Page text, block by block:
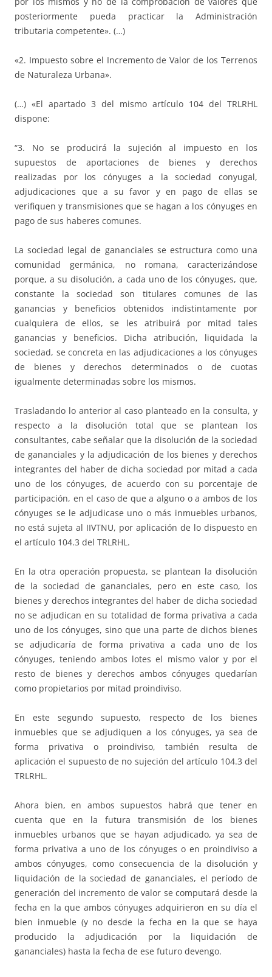
posteriormente pueda practicar la Administración
tributaria competente». (…)
«2. Impuesto sobre el Incremento de Valor de los Terrenos
de Naturaleza Urbana».
(…) «El apartado 3 del mismo artículo 104 del TRLRHL
dispone:
“3. No se producirá la sujeción al impuesto en los
supuestos de aportaciones de bienes y derechos
realizadas por los cónyuges a la sociedad conyugal,
adjudicaciones que a su favor y en pago de ellas se
verifiquen y transmisiones que se hagan a los cónyuges en
pago de sus haberes comunes.
La sociedad legal de gananciales se estructura como una
comunidad germánica, no romana, caracterizándose
porque, a su disolución, a cada uno de los cónyuges, que,
constante la sociedad son titulares comunes de las
ganancias y beneficios obtenidos indistintamente por
cualquiera de ellos, se les atribuirá por mitad tales
ganancias y beneficios. Dicha atribución, liquidada la
sociedad, se concreta en las adjudicaciones a los cónyuges
de bienes y derechos determinados o de cuotas
igualmente determinadas sobre los mismos.
Trasladando lo anterior al caso planteado en la consulta, y
respecto a la disolución total que se plantean los
consultantes, cabe señalar que la disolución de la sociedad
de gananciales y la adjudicación de los bienes y derechos
integrantes del haber de dicha sociedad por mitad a cada
uno de los cónyuges, de acuerdo con su porcentaje de
participación, en el caso de que a alguno o a ambos de los
cónyuges se le adjudicase uno o más inmuebles urbanos,
no está sujeta al IIVTNU, por aplicación de lo dispuesto en
el artículo 104.3 del TRLRHL.
En la otra operación propuesta, se plantean la disolución
de la sociedad de gananciales, pero en este caso, los
bienes y derechos integrantes del haber de dicha sociedad
no se adjudican en su totalidad de forma privativa a cada
uno de los cónyuges, sino que una parte de dichos bienes
se adjudicaría de forma privativa a cada uno de los
cónyuges, teniendo ambos lotes el mismo valor y por el
resto de bienes y derechos ambos cónyuges quedarían
como propietarios por mitad proindiviso.
En este segundo supuesto, respecto de los bienes
inmuebles que se adjudiquen a los cónyuges, ya sea de
forma privativa o proindiviso, también resulta de
aplicación el supuesto de no sujeción del artículo 104.3 del
TRLRHL.
Ahora bien, en ambos supuestos habrá que tener en
cuenta que en la futura transmisión de los bienes
inmuebles urbanos que se hayan adjudicado, ya sea de
forma privativa a uno de los cónyuges o en proindiviso a
ambos cónyuges, como consecuencia de la disolución y
liquidación de la sociedad de gananciales, el período de
generación del incremento de valor se computará desde la
fecha en la que ambos cónyuges adquirieron en su día el
bien inmueble (y no desde la fecha en la que se haya
producido la adjudicación por la liquidación de
gananciales) hasta la fecha de ese futuro devengo.